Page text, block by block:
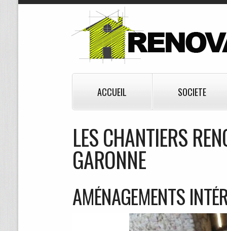
ACCUEIL SOCIETE
LES CHANTIERS
GARONNE
AMÉNAGEMENTS